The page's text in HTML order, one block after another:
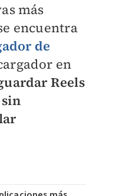
más
encuentra
de
en
Reels